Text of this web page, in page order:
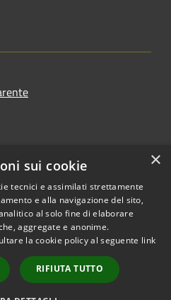
Copyright © 2026 • Comune di
Brenzone sul Garda • Powered
byMunicipium
Accesso
redazione
×
sui cookie
tecnici e assimilati strettamente
e alla navigazione del sito,
al solo fine di elaborare
aggregate e anonime.
la cookie policy al seguente link
RIFIUTA TUTTO